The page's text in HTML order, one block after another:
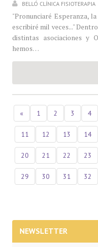
BELLÓ CLÍNICA FISIOTERAPIA
"Pronunciaré Esperanza,
escribiré mil veces..."
distintas asociaciones y
hemos…
« 1 2 3 4
11 12 13 14
20 21 22 23
29 30 31 32
NEWSLETTER